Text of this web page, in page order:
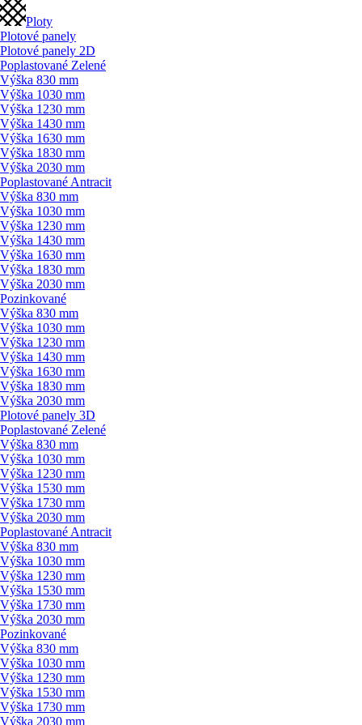
Ploty
Plotové panely
Plotové panely 2D
Poplastované Zelené
Výška 830 mm
Výška 1030 mm
Výška 1230 mm
Výška 1430 mm
Výška 1630 mm
Výška 1830 mm
Výška 2030 mm
Poplastované Antracit
Výška 830 mm
Výška 1030 mm
Výška 1230 mm
Výška 1430 mm
Výška 1630 mm
Výška 1830 mm
Výška 2030 mm
Pozinkované
Výška 830 mm
Výška 1030 mm
Výška 1230 mm
Výška 1430 mm
Výška 1630 mm
Výška 1830 mm
Výška 2030 mm
Plotové panely 3D
Poplastované Zelené
Výška 830 mm
Výška 1030 mm
Výška 1230 mm
Výška 1530 mm
Výška 1730 mm
Výška 2030 mm
Poplastované Antracit
Výška 830 mm
Výška 1030 mm
Výška 1230 mm
Výška 1530 mm
Výška 1730 mm
Výška 2030 mm
Pozinkované
Výška 830 mm
Výška 1030 mm
Výška 1230 mm
Výška 1530 mm
Výška 1730 mm
Výška 2030 mm